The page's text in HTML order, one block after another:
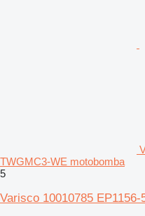
TWGMC3-WE motobomba
5
Varisco 10010785